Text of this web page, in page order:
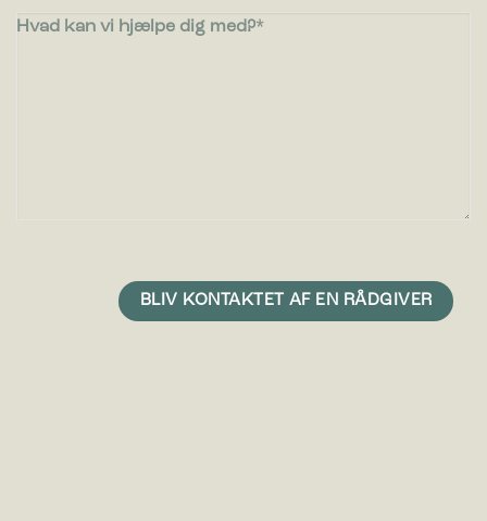
Hvad kan vi hjælpe dig med?